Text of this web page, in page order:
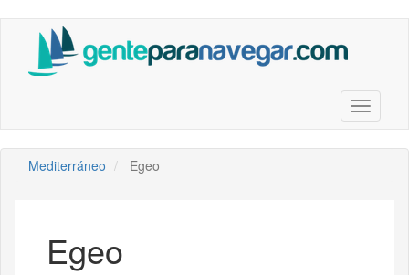
contenido
Toggle
Mediterráneo Egeo
Egeo